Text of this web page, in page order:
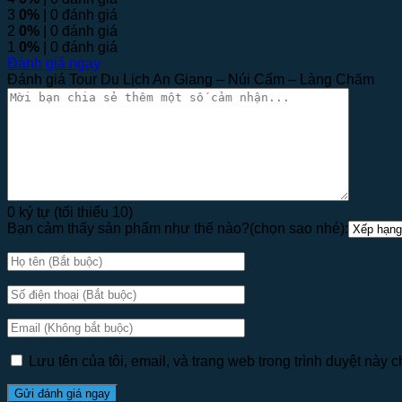
3 0% | 0 đánh giá
2 0% | 0 đánh giá
1 0% | 0 đánh giá
Đánh giá ngay
Đánh giá Tour Du Lịch An Giang – Núi Cấm – Làng Chăm
0 ký tự (tối thiểu 10)
Bạn cảm thấy sản phẩm như thế nào?(chọn sao nhé):
Lưu tên của tôi, email, và trang web trong trình duyệt này